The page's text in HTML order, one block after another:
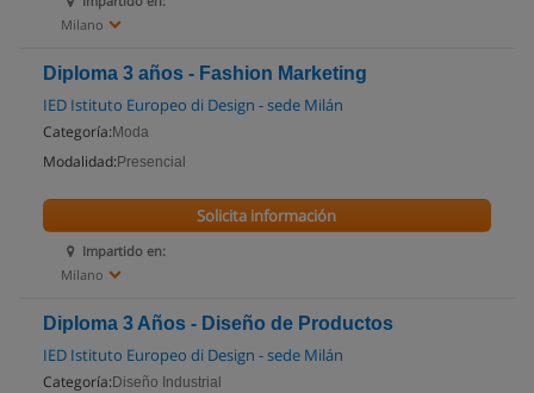
Milano
Diploma 3 años - Fashion Marketing
IED Istituto Europeo di Design - sede Milán
Categoría: Moda
Modalidad: Presencial
Impartido en:
Milano
Solicita información
Diploma 3 Años - Diseño de Productos
IED Istituto Europeo di Design - sede Milán
Categoría: Diseño Industrial